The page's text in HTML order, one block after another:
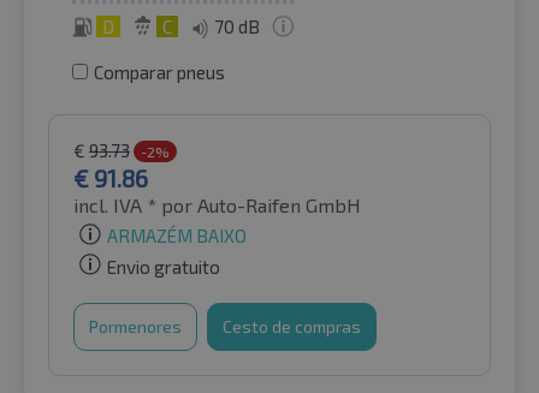
D C 70 dB
Comparar pneus
€ 93.73 -2%
€ 91.86
incl. IVA * por Auto-Raifen GmbH
ARMAZÉM BAIXO
Envio gratuito
Pormenores Cesto de compras